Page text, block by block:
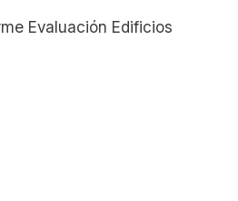
Evaluación Edificios